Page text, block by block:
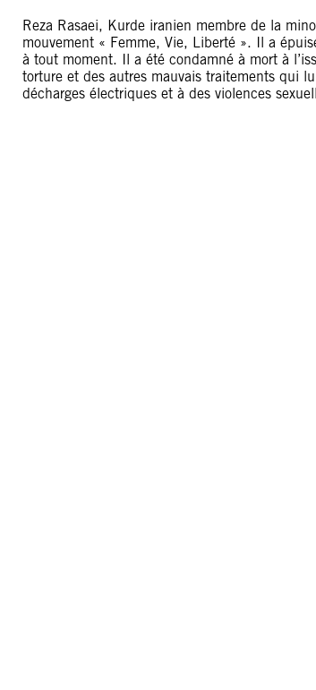
Reza Rasaei, Kurde iranien membre de la
mouvement « Femme, Vie, Liberté ». Il a
à tout moment. Il a été condamné à mort à
torture et des autres mauvais traitements qui
décharges électriques et à des violences